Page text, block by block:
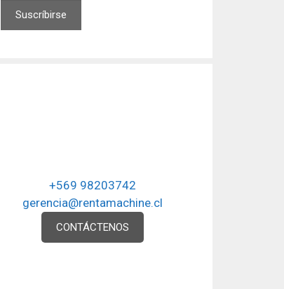
+569 98203742
gerencia@rentamachine.cl
CONTÁCTENOS